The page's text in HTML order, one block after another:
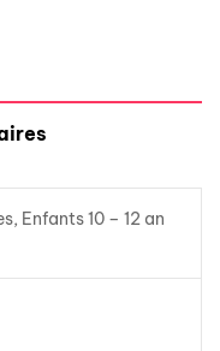
Enfants 10 – 12 an